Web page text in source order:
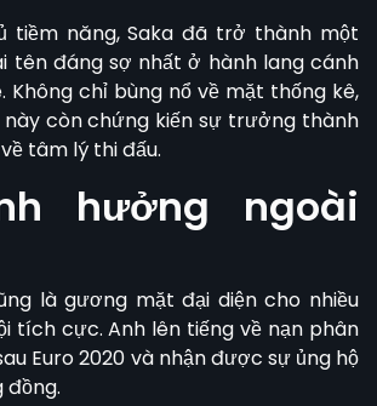
tiềm năng, Saka đã trở thành một
tên đáng sợ nhất ở hành lang cánh
Không chỉ bùng nổ về mặt thống kê,
này còn chứng kiến sự trưởng thành
tâm lý thi đấu.
hưởng ngoài
là gương mặt đại diện cho nhiều
tích cực. Anh lên tiếng về nạn phân
Euro 2020 và nhận được sự ủng hộ
đồng.